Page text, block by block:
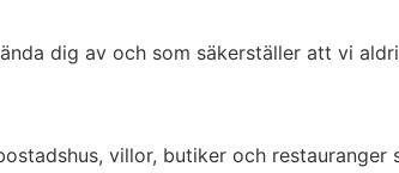
dig av och som säkerställer att vi
villor, butiker och